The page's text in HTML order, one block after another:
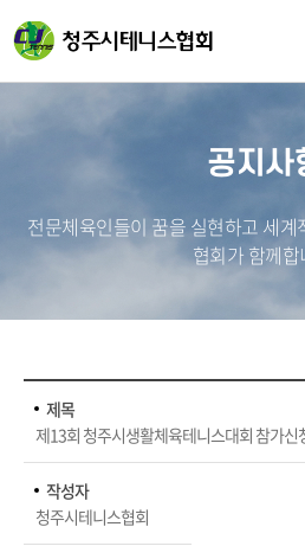
공지사
전문체육인들이 꿈을 실현하고 세
협회가 함께합
제목
제13회 청주시생활체육테니스대회 참가신
작성자
청주시테니스협회